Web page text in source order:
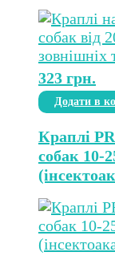
323 грн.
Додати в
Краплі
собак 10-